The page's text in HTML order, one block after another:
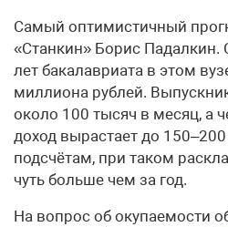
Самый оптимистичный
«Станкин» Борис Падалкин.
лет бакалавриата в этом
миллиона рублей.
около 100 тысяч в месяц, а
доход вырастает до
подсчётам, при таком
чуть больше чем за год.
На вопрос об окупаемости